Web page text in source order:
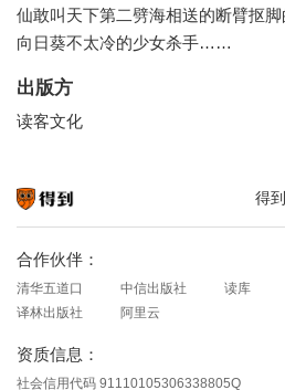
仙敢叫天下第二劈海相送的断臂抠
向日葵不太冷的少女杀手……
出版方
读客文化
得
合作伙伴：
清华五道口 中信出版社 读库
译林出版社
阿里云
资质信息：
社会信用代码 91110105306338805Q